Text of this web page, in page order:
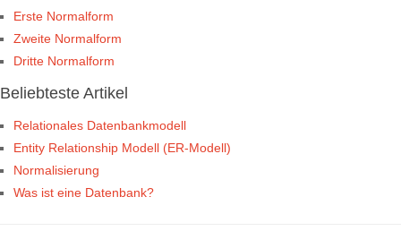
Erste Normalform
Zweite Normalform
Dritte Normalform
Beliebteste Artikel
Relationales Datenbankmodell
Entity Relationship Modell (ER-Modell)
Normalisierung
Was ist eine Datenbank?